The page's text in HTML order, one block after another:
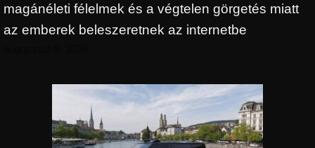
magánéleti félelmek és a végtelen görgetés miatt
az emberek beleszeretnek az internetbe